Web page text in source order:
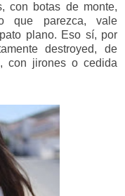
con botas de monte,
que parezca, vale
plano. Eso sí, por
destroyed, de
con jirones o cedida